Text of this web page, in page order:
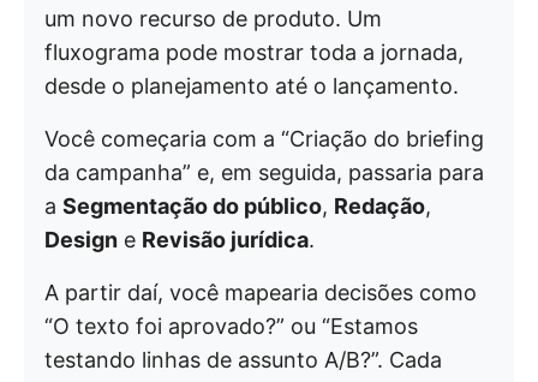
um novo recurso de produto. Um
fluxograma pode mostrar toda a jornada,
desde o planejamento até o lançamento.
Você começaria com a “Criação do briefing
da campanha” e, em seguida, passaria para
a Segmentação do público, Redação,
Design e Revisão jurídica.
A partir daí, você mapearia decisões como
“O texto foi aprovado?” ou “Estamos
testando linhas de assunto A/B?”. Cada